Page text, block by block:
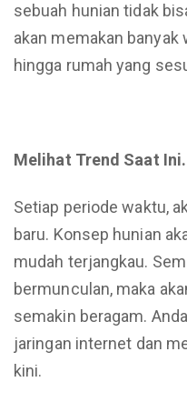
sebuah hunian tidak
akan memakan banyak
hingga rumah yang
Melihat Trend Saat Ini.
Setiap periode waktu,
baru. Konsep hunian
mudah terjangkau.
bermunculan, maka
semakin beragam.
jaringan internet dan
kini.